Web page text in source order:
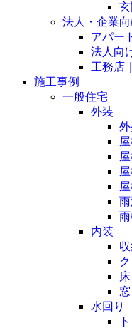
法人・企業向
アパー
法人向
工務店
施工事例
一般住宅
外装
内装
水回り